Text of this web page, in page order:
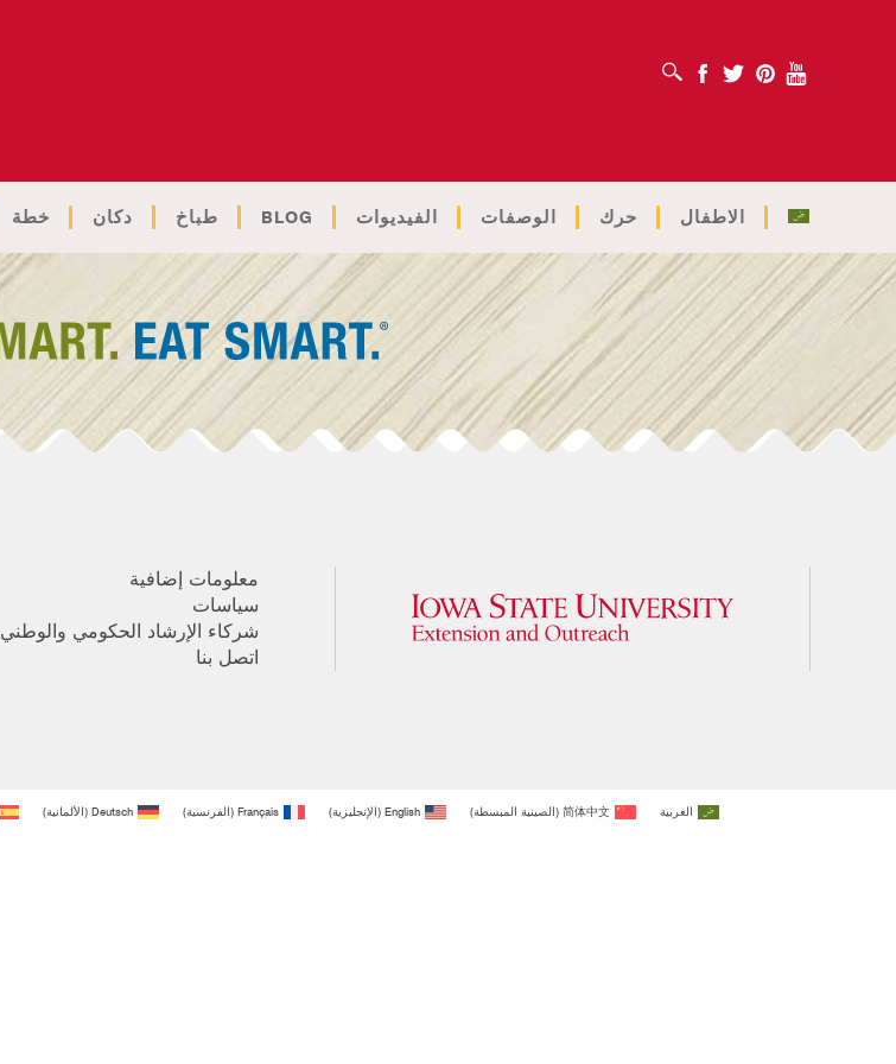
افتح مربع البحثFacebook TwitterPinterestYoutube
خطة دكان طباخ BLOG الفيديوات الوصفات حرك الاطفال
معلومات إضافية
سياسات
شركاء الإرشاد الحكومي والوطني
اتصل بنا
العربية 简体中文
(الصينية المبسطة)
English
(الإنجليزية)
Français
(الفرنسية)
Deutsch
(الألمانية)